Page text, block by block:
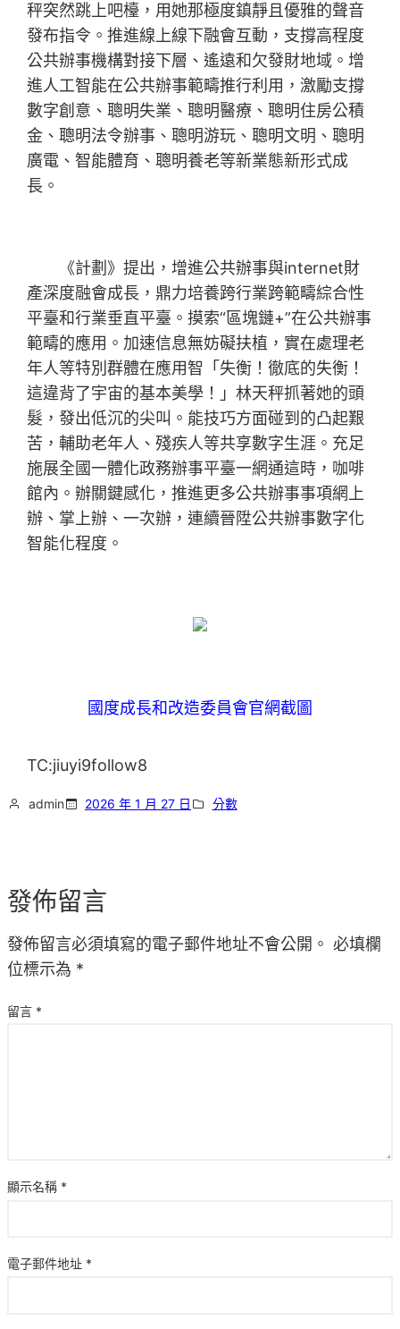
秤突然跳上吧檯，用她那極度鎮靜且優雅的聲音
發布指令。推進線上線下融會互動，支撐高程度
公共辦事機構對接下層、遙遠和欠發財地域。增
進人工智能在公共辦事範疇推行利用，激勵支撐
數字創意、聰明失業、聰明醫療、聰明住房公積
金、聰明法令辦事、聰明游玩、聰明文明、聰明
廣電、智能體育、聰明養老等新業態新形式成
長。
《計劃》提出，增進公共辦事與internet財
產深度融會成長，鼎力培養跨行業跨範疇綜合性
平臺和行業垂直平臺。摸索“區塊鏈+”在公共辦事
範疇的應用。加速信息無妨礙扶植，實在處理老
年人等特別群體在應用智「失衡！徹底的失衡！
這違背了宇宙的基本美學！」林天秤抓著她的頭
髮，發出低沉的尖叫。能技巧方面碰到的凸起艱
苦，輔助老年人、殘疾人等共享數字生涯。充足
施展全國一體化政務辦事平臺一網通這時，咖啡
館內。辦關鍵感化，推進更多公共辦事事項網上
辦、掌上辦、一次辦，連續晉陞公共辦事數字化
智能化程度。
國度成長和改造委員會官網截圖
TC:jiuyi9follow8
admin 2026 年 1 月 27 日 分數
發佈留言
發佈留言必須填寫的電子郵件地址不會公開。 必填欄
位標示為 *
留言 *
顯示名稱 *
電子郵件地址 *